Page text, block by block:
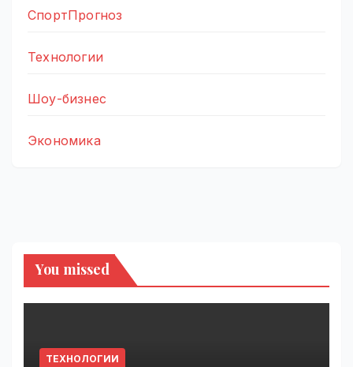
СпортПрогноз
Технологии
Шоу-бизнес
Экономика
You missed
ТЕХНОЛОГИИ